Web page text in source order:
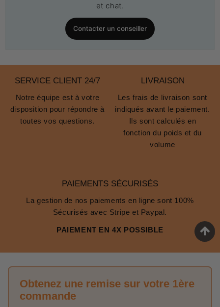
et chat.
Contacter un conseiller
SERVICE CLIENT 24/7
Notre équipe est à votre
disposition pour répondre à
toutes vos questions.
LIVRAISON
Les frais de livraison sont
indiqués avant le paiement.
Ils sont calculés en
fonction du poids et du
volume
PAIEMENTS SÉCURISÉS
La gestion de nos paiements en ligne sont 100%
Sécurisés avec Stripe et Paypal.
PAIEMENT EN 4X POSSIBLE
Obtenez une remise sur votre 1ère
commande